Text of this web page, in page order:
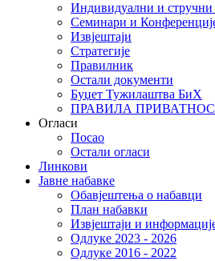
Индивидуални и стручни
Семинари и
Извјештаји
Стратегије
Правилник
Остали документи
Буџет Тужилаштва БиХ
ПРАВИЛА
Огласи
Посао
Остали огласи
Линкови
Јавне набавке
Обавјештења о набавци
План набавки
Извјештаји и
Одлуке 2023 - 2026
Одлуке 2016 - 2022